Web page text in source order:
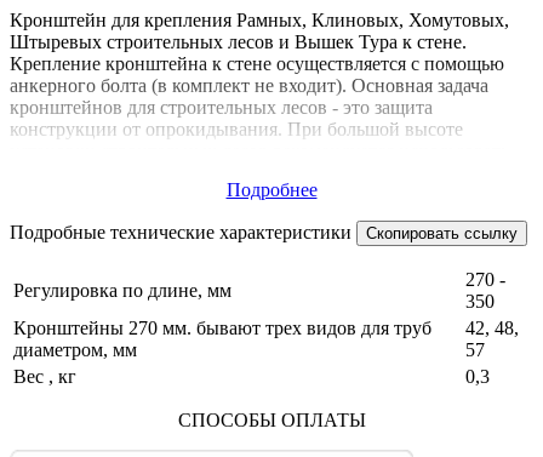
Кронштейн для крепления Рамных, Клиновых, Хомутовых,
Штыревых строительных лесов и Вышек Тура к стене.
Крепление кронштейна к стене осуществляется с помощью
анкерного болта (в комплект не входит). Основная задача
кронштейнов для строительных лесов - это защита
конструкции от опрокидывания. При большой высоте
Существуют усиленные кронштейны состоящие из 3 частей
Подробнее
Подробные технические характеристики Скопировать ссылку
Регулировка по длине, мм
270 -
350
Кронштейны 270 мм. бывают трех видов для труб
диаметром, мм
42, 48,
57
Вес , кг
0,3
СПОСОБЫ ОПЛАТЫ